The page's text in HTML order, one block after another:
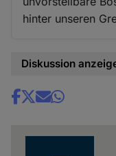
hinter unseren
Diskussion
Share